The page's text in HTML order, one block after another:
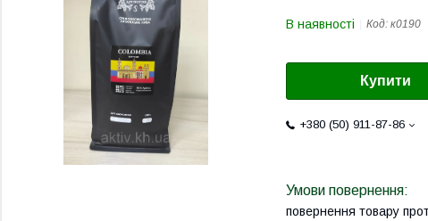
В наявності Код: к0190
Купити
+380 (50) 911-87-86
повернення товару